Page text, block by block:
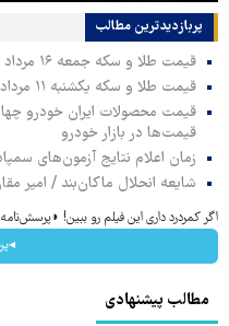
پربازدیدترین‌ مطالب
قیمت طلا و سکه جمعه ۱۶ مرداد ۱۴۰۵/ طلای ۱۸ عیار امروز چند؟
قیمت طلا و سکه یکشنبه ۱۱ مرداد ۱۴۰۵/ ریزش سنگین سکه امامی
قیمت‌ها در بازار خودرو
زمان اعلام نتایج آزمون‌های
شایعه انحلال ماکان‌بند / امیر
اگر کمردرد داری این فیلم رو ببین!
مطالب پیشنهادی